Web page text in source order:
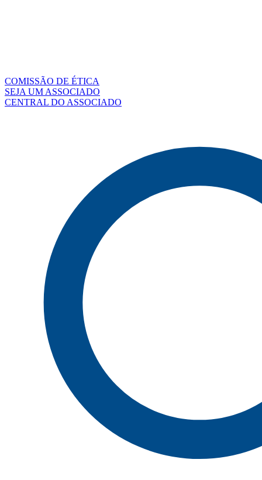
COMISSÃO DE ÉTICA
SEJA UM ASSOCIADO
CENTRAL DO ASSOCIADO